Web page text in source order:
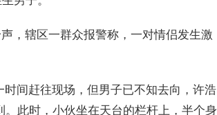
，辖区一群众报警称，一对情侣发生激
间赶往现场，但男子已不知去向，许浩
此时，小伙坐在天台的栏杆上，半个身